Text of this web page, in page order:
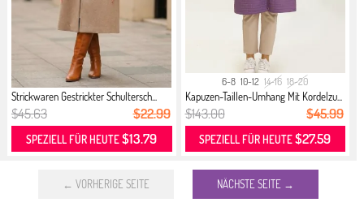
Strickwaren Gestrickter Schultersch...
$45.63 $22.99
SPEZIELL FÜR HEUTE$13.79
6-8 10-12 14-16 18-20
Kapuzen-Taillen-Umhang Mit Kordelzu...
$143.00 $45.99
SPEZIELL FÜR HEUTE$27.59
← VORHERIGE SEITE NÄCHSTE SEITE →